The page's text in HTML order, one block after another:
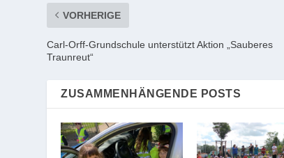
VORHERIGE
Carl-Orff-Grundschule unterstützt Aktion „Sauberes
Traunreut“
ZUSAMMENHÄNGENDE POSTS